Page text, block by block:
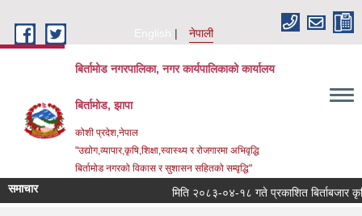
English
नेपाली
बिर्तामोड नगरपालिका, नगर कार्यपालिकाको कार्यालय
बिर्तामोड, झापा
कोशी प्रदेश,नेपाल
"उद्योग,व्यापार,कृषि,शिक्षा,स्वास्थ्य र रोजगारमा अभिवृद्धि
बिर्तामोड नगरको विकास र सुशासन सहितको सम्वृद्धि"
समाचार मिति २०८३-०४-१८ गते प्रकाशित बिर्ताबजार